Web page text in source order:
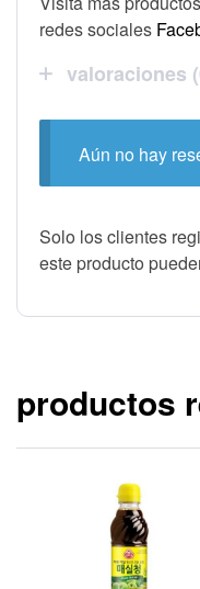
redes sociales
valoraciones
Aún no hay
Solo los clientes
este producto
productos